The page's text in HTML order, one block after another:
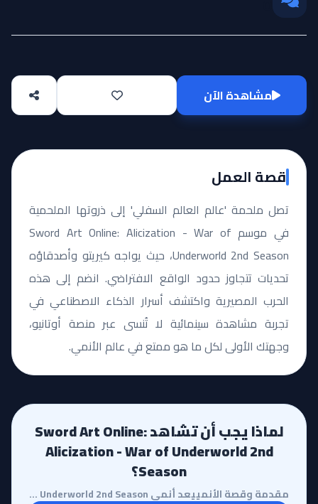
مشاهدة الآن
قصة العمل
تصل ملحمة 'عالم العالم السفلي' إلى ذروتها الملحمية
في موسم Sword Art Online: Alicization - War of
Underworld 2nd Season، حيث يواجه كيريتو وأصدقاؤه
تحديات تتجاوز حدود الواقع الافتراضي. انضم إلى هذه
الحرب المصيرية واكتشف أسرار الذكاء الاصطناعي في
تجربة مشاهدة سينمائية لا تُنسى عبر منصة أوتانيو،
وجهتك الأولى لكل ما هو ممتع في عالم الأنمي.
لماذا يجب أن تشاهد Sword Art Online:
Alicization - War of Underworld 2nd
Season؟
مقدمة وقصة الأنمييعد أنمي Sword Art Online: Alicization - War of Underworld 2nd Season تتويجاً لرحلة...